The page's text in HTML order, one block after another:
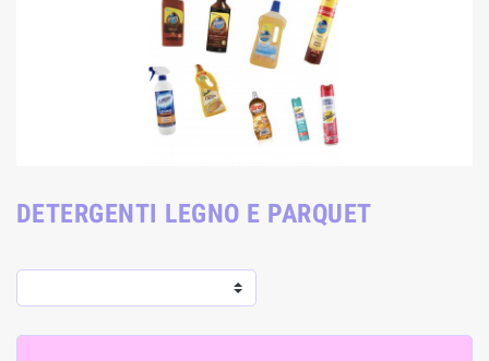
DETERGENTI LEGNO E PARQUET